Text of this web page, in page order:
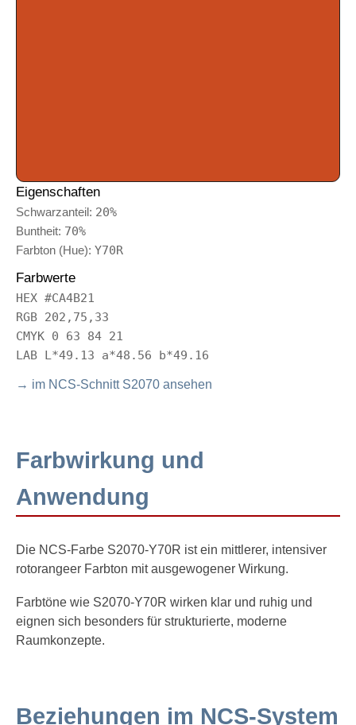
Eigenschaften
Schwarzanteil: 20%
Buntheit: 70%
Farbton (Hue): Y70R
Farbwerte
HEX #CA4B21
RGB 202,75,33
CMYK 0 63 84 21
LAB L*49.13 a*48.56 b*49.16
→ im NCS-Schnitt S2070 ansehen
Farbwirkung und
Anwendung
Die NCS-Farbe S2070-Y70R ist ein mittlerer, intensiver
rotorangeer Farbton mit ausgewogener Wirkung.
Farbtöne wie S2070-Y70R wirken klar und ruhig und
eignen sich besonders für strukturierte, moderne
Raumkonzepte.
Beziehungen im NCS-System